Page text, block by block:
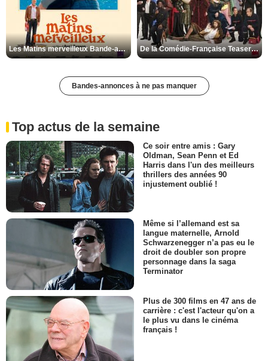
Les Matins merveilleux Bande-annonce VF De la Comédie-Française Teaser VF
Bandes-annonces à ne pas manquer
Top actus de la semaine
Ce soir entre amis : Gary
Oldman, Sean Penn et Ed
Harris dans l'un des meilleurs
thrillers des années 90
injustement oublié !
Même si l’allemand est sa
langue maternelle, Arnold
Schwarzenegger n’a pas eu le
droit de doubler son propre
personnage dans la saga
Terminator
Plus de 300 films en 47 ans de
carrière : c'est l'acteur qu'on a
le plus vu dans le cinéma
français !